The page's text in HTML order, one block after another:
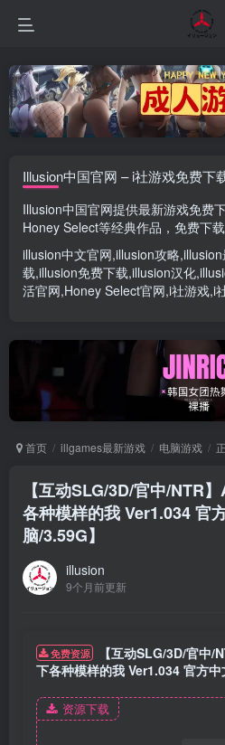
Illusion中国官网 – i社游戏免费下
Illusion中国官网提供最新游戏免费
Honey Select等经典作品，免费下
illusion中文官网,illusion攻略,
载,illusion免费下载,illusion汉化,
活官网,Honey Select官网,i社游戏,i
首页 illgames最新游戏 电脑游戏
【互动SLG/3D/官中/NTR
各种模样的我 Ver1.034 官
脑/3.59G】
illusion
9个月前更新
免费资源
【互动SLG/3D/官中/
下各种模样的我 Ver1.034 官方中
资源下载